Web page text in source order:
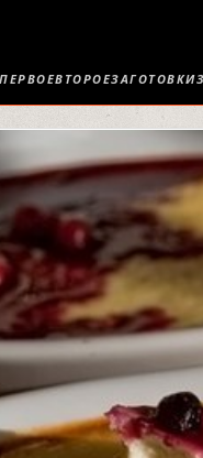
ПЕРВОЕВТОРОЕЗАГОТОВКИ